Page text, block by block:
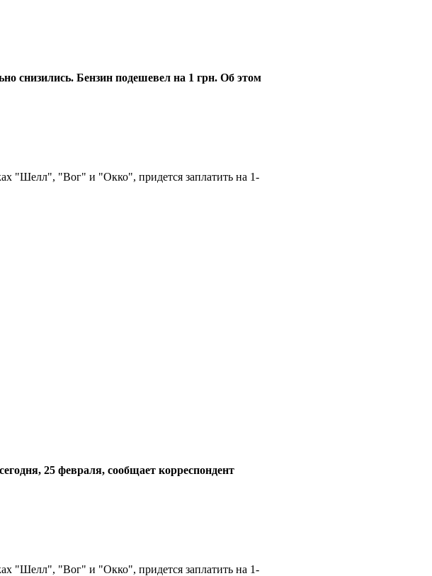
снизились. Бензин подешевел на 1 грн. Об этом
"Шелл", "Вог" и "Окко", придется заплатить на 1-
25 февраля, сообщает корреспондент
"Шелл", "Вог" и "Окко", придется заплатить на 1-